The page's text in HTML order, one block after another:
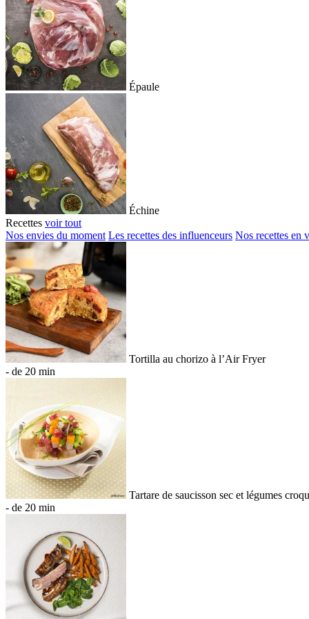
Épaule
Échine
Recettes voir tout
Nos envies du moment Les recettes des influenceurs Nos recettes en
Tortilla au chorizo à l’Air Fryer
- de 20 min
Tartare de saucisson sec et légumes
- de 20 min